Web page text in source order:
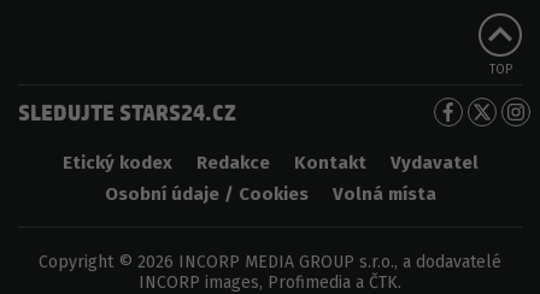
TOP
SLEDUJTE STARS24.CZ
Etický kodex Redakce Kontakt
Vydavatel
Osobní údaje / Cookies
Volná místa
Copyright © 2026 INCORP MEDIA GROUP s.r.o., a dodavatelé
INCORP images, Profimedia a ČTK.